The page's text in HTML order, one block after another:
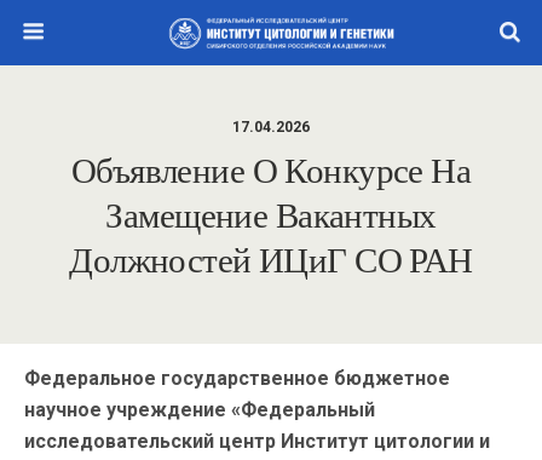
17.04.2026
Объявление О Конкурсе На
Замещение Вакантных
Должностей ИЦиГ СО РАН
Федеральное государственное бюджетное
научное учреждение «Федеральный
исследовательский центр Институт цитологии и